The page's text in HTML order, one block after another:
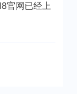
M8
官网已经上